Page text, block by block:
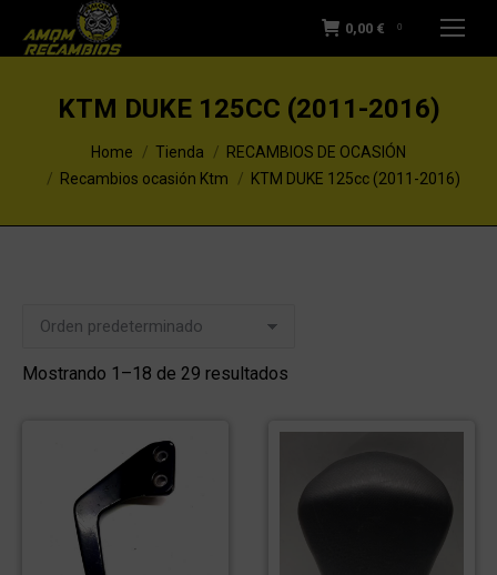
0,00 € 0
KTM DUKE 125CC (2011-2016)
You are here:Home Tienda
RECAMBIOS DE OCASIÓN
Recambios ocasión Ktm
KTM DUKE 125cc (2011-2016)
Mostrando 1–18 de 29 resultados